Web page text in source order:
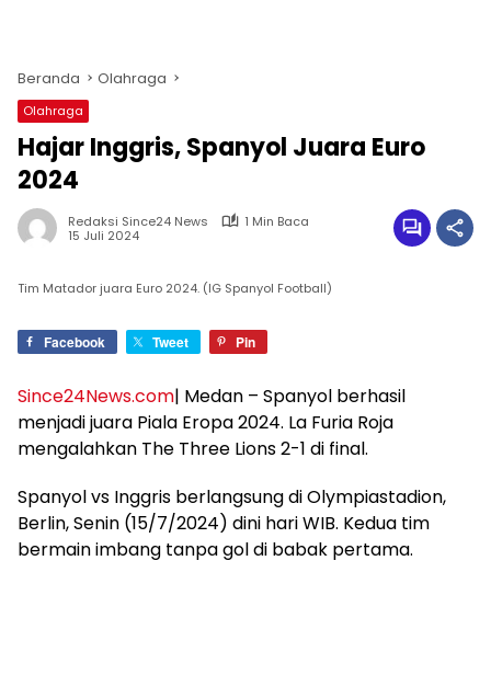
Beranda Olahraga
Olahraga
Hajar Inggris, Spanyol Juara Euro
2024
Redaksi Since24 News
1 Min Baca
15 Juli 2024
Tim Matador juara Euro 2024. (IG Spanyol Football)
Facebook Tweet Pin
Since24News.com| Medan – Spanyol berhasil
menjadi juara Piala Eropa 2024. La Furia Roja
mengalahkan The Three Lions 2-1 di final.
Spanyol vs Inggris berlangsung di Olympiastadion,
Berlin, Senin (15/7/2024) dini hari WIB. Kedua tim
bermain imbang tanpa gol di babak pertama.